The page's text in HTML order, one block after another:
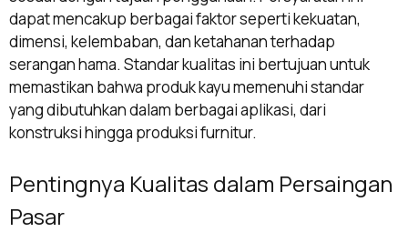
dapat mencakup berbagai faktor seperti kekuatan,
dimensi, kelembaban, dan ketahanan terhadap
serangan hama. Standar kualitas ini bertujuan untuk
memastikan bahwa produk kayu memenuhi standar
yang dibutuhkan dalam berbagai aplikasi, dari
konstruksi hingga produksi furnitur.
Pentingnya Kualitas dalam Persaingan
Pasar